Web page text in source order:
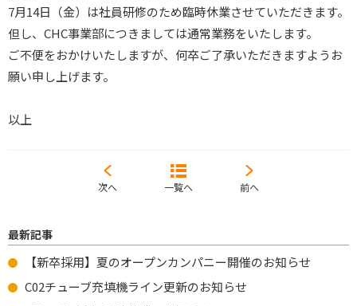
7月14日（金）は社員研修のため臨時休業させていただきます。
但し、CHC事業部につきましては通常業務をいたします。
ご不便をおかけいたしますが、何卒ご了承いただきますようお
願い申し上げます。
以上
一覧へ
次へ 前へ
最新記事
【新卒採用】夏のオープンカンパニー開催のお知らせ
C02チューブ充填機ライン更新のお知らせ